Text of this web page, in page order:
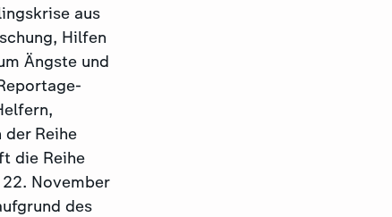
aus
Hilfen
Ängste und
Reihe
die Reihe
November
des